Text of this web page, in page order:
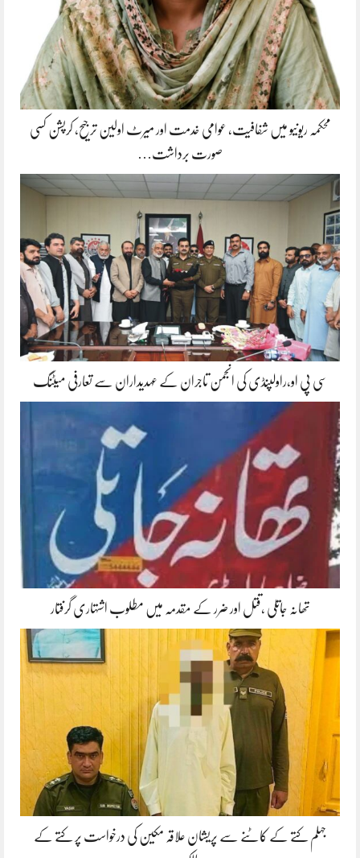
محکمہ ریونیو میں شفافیت، عوامی خدمت اور میرٹ اولین ترجیح، کرپشن کسی
صورت برداشت…
سی پی او،راولپنڈی کی انجمن تاجران کے عہدیداران سے تعارفی میٹنگ
تھانہ جاتلی ،قتل اور ضرر کے مقدمہ میں مطلوب اشتہاری گرفتار
جہلم کتے کے کاٹنے سے پریشان علاقہ مکین کی درخواست پر کتے کے